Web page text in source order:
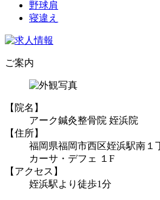
野球肩
寝違え
ご案内
【院名】
アーク鍼灸整骨院 姪浜院
【住所】
福岡県福岡市西区姪浜駅南１
カーサ・デフェ １F
【アクセス】
姪浜駅より徒歩1分